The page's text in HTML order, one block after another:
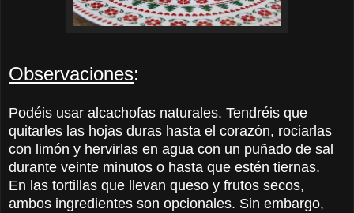
Observaciones:
Podéis usar alcachofas naturales. Tendréis que
quitarles las hojas duras hasta el corazón, rociarlas
con limón y hervirlas en agua con un puñado de sal
durante veinte minutos o hasta que estén tiernas.
En las tortillas que llevan queso y frutos secos,
ambos ingredientes son opcionales. Sin embargo,